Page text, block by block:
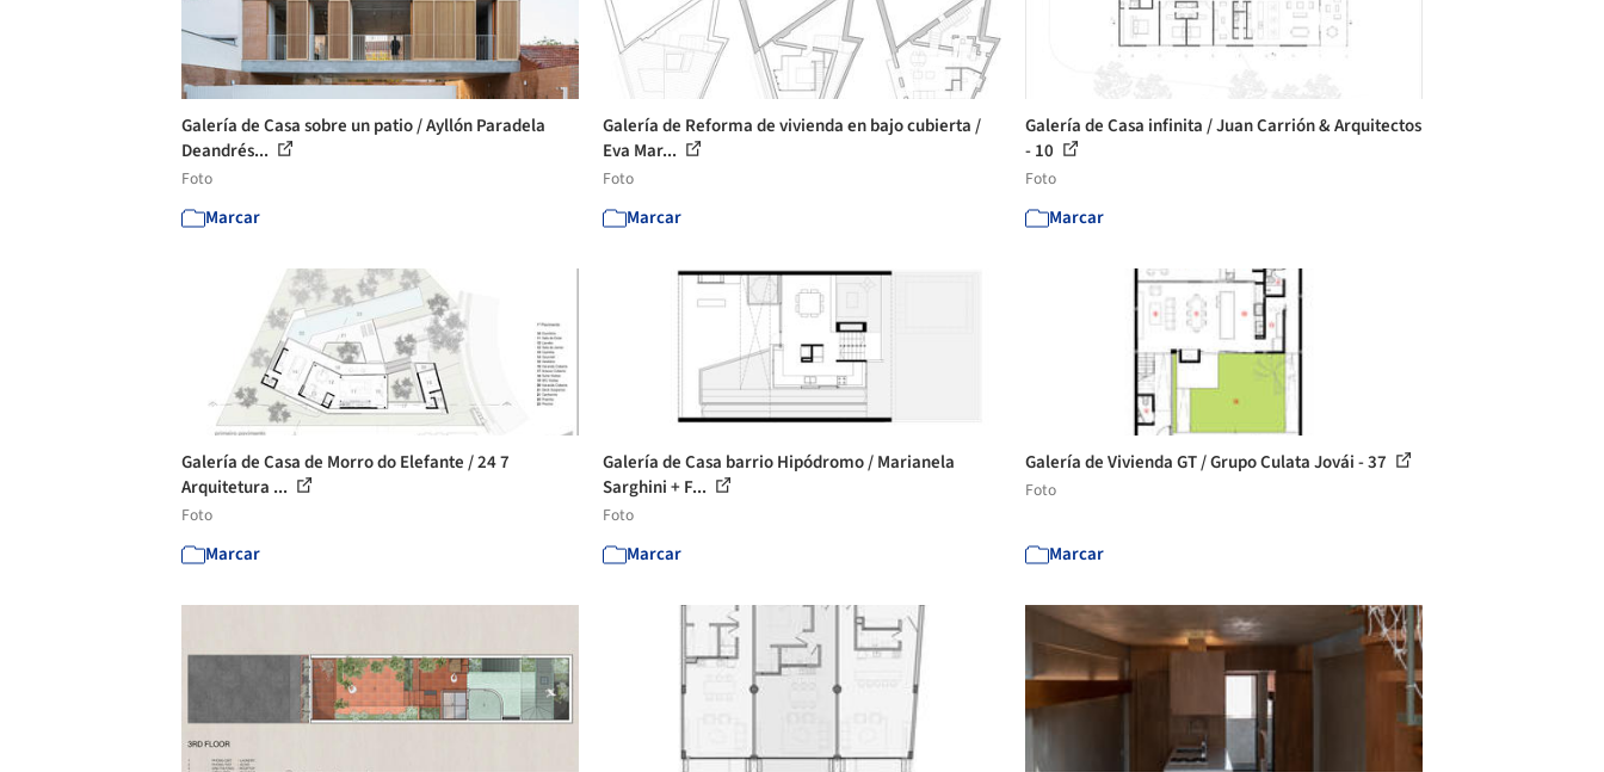
Galería de Casa sobre un patio / Ayllón Paradela
Deandrés...
Foto
Marcar
Galería de Reforma de vivienda en bajo cubierta /
Eva Mar...
Foto
Marcar
Galería de Casa infinita / Juan Carrión & Arquitectos
- 10
Foto
Marcar
Galería de Casa de Morro do Elefante / 24 7
Arquitetura ...
Foto
Marcar
Galería de Casa barrio Hipódromo / Marianela
Sarghini + F...
Foto
Marcar
Galería de Vivienda GT / Grupo Culata Jovái - 37
Foto
Marcar